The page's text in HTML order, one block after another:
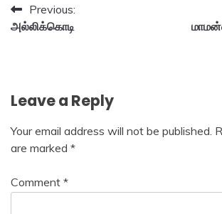
Post
navigation
Previous:
அல்லிக்கொடி
Leave a Reply
Your email address will not be published.
are marked *
Comment *